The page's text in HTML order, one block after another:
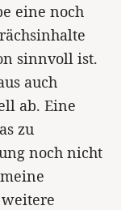
eine noch
sinnvoll ist.
auch
ab. Eine
zu
noch nicht